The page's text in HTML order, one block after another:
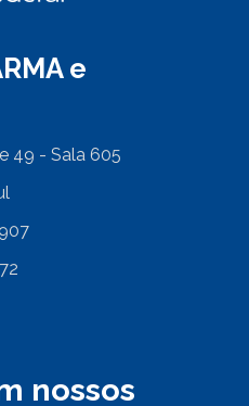
e
49 - Sala 605
nossos